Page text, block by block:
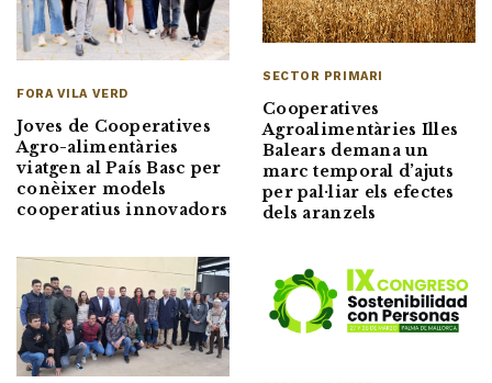
FORA VILA VERD
Joves de Cooperatives
Agro-alimentàries
viatgen al País Basc per
conèixer models
cooperatius innovadors
SECTOR PRIMARI
Cooperatives
Agroalimentàries Illes
Balears demana un
marc temporal d’ajuts
per pal·liar els efectes
dels aranzels